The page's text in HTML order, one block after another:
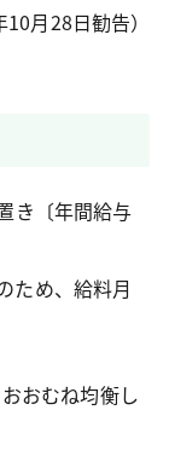
10月28日勧告）
き〔年間給与
ため、給料月
おむね均衡し